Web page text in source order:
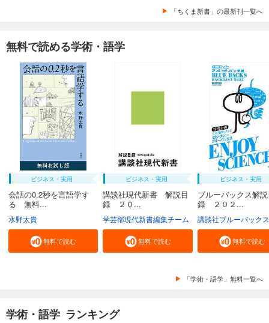
「ちくま新書」の最新刊一覧へ
無料で読める学術・語学
ビジネス・実用
会話の0.2秒を言語学す
る 無料...
水野太貴
無料で読む
ビジネス・実用
講談社現代新書 解説目
録 ２０...
学芸部現代新書編集チーム
無料で読む
ビジネス・実用
ブルーバックス解
録 ２０２...
講談社ブルーバックス
無料で読む
「学術・語学」無料一覧へ
学術・語学 ランキング